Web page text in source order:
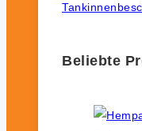
Beliebte